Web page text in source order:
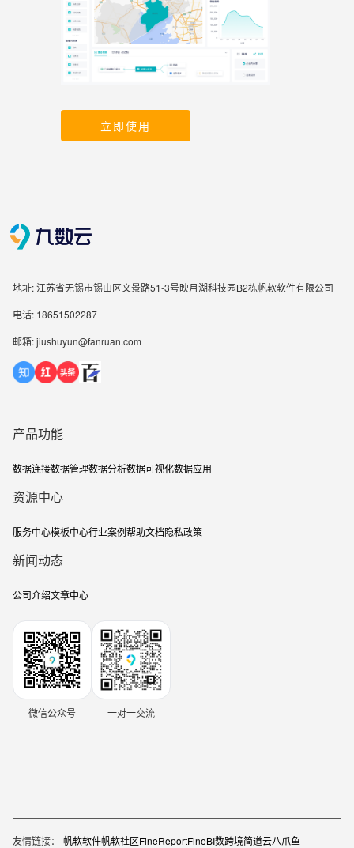
立即使用
地址: 江苏省无锡市锡山区文景路51-3号映月湖科技园B2栋帆软软件有限公司
电话: 18651502287
邮箱: jiushuyun@fanruan.com
产品功能
数据连接数据管理数据分析数据可视化数据应用
资源中心
服务中心模板中心行业案例帮助文档隐私政策
新闻动态
公司介绍文章中心
微信公众号 一对一交流
友情链接： 帆软软件帆软社区FineReportFineBI数跨境简道云八爪鱼